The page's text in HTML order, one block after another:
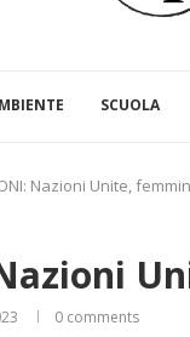
SCUOLA
Nazioni Unite,
0 comments